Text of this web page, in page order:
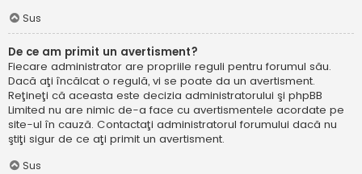
Sus
De ce am primit un avertisment?
Fiecare administrator are propriile reguli pentru forumul său.
Dacă aţi încălcat o regulă, vi se poate da un avertisment.
Reţineţi că aceasta este decizia administratorului şi phpBB
Limited nu are nimic de-a face cu avertismentele acordate pe
site-ul în cauză. Contactaţi administratorul forumului dacă nu
ştiţi sigur de ce aţi primit un avertisment.
Sus